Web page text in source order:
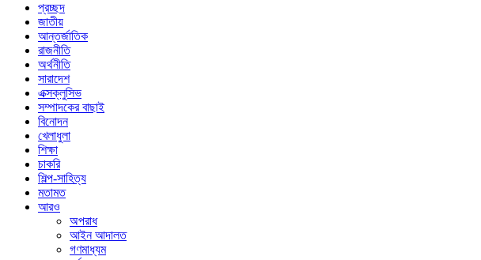
প্রচ্ছদ
জাতীয়
আন্তর্জাতিক
রাজনীতি
অর্থনীতি
সারাদেশ
এক্সক্লুসিভ
সম্পাদকের বাছাই
বিনোদন
খেলাধুলা
শিক্ষা
চাকরি
শিল্প-সাহিত্য
মতামত
আরও
অপরাধ
আইন আদালত
গণমাধ্যম